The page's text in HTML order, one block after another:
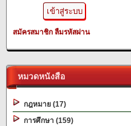
สมัครสมาชิก ลืมรหัสผ่าน
หมวดหนังสือ
กฎหมาย (17)
การศึกษา (159)